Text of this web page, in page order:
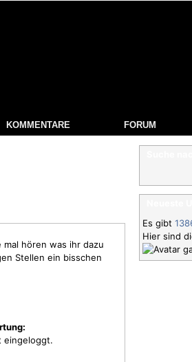
KOMMENTARE FORUM
hören was ihr dazu
Stellen ein bisschen
eingeloggt.
Es gibt
Hier sind